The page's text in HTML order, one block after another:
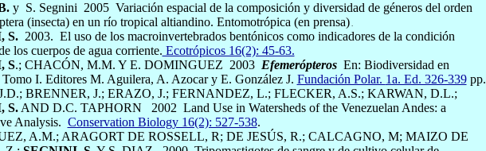
y S. Segnini 2005 Variación espacial de la composición y diversidad de géneros del orden
(insecta) en un río tropical altiandino. Entomotrópica (en prensa).
S. 2003. El uso de los macroinvertebrados bentónicos como indicadores de la condición
los cuerpos de agua corriente. Ecotrópicos 16(2): 45-63.
S.; CHACÓN, M.M. Y E. DOMINGUEZ 2003 EfemerópterosEn: Biodiversidad en
Tomo I. Editores M. Aguilera, A. Azocar y E. González J. Fundación Polar. 1a. Ed. 326-339pp.
BRENNER, J.; ERAZO, J.; FERNANDEZ, L.; FLECKER, A.S.; KARWAN, D.L.;
S.AND D.C. TAPHORN 2002 Land Use in Watersheds of the Venezuelan Andes: a
Analysis. Conservation Biology 16(2): 527-538.
A.M.; ARAGORT DE ROSSELL, R; DE JESÚS, R.; CALCAGNO, M; MAIZO DE